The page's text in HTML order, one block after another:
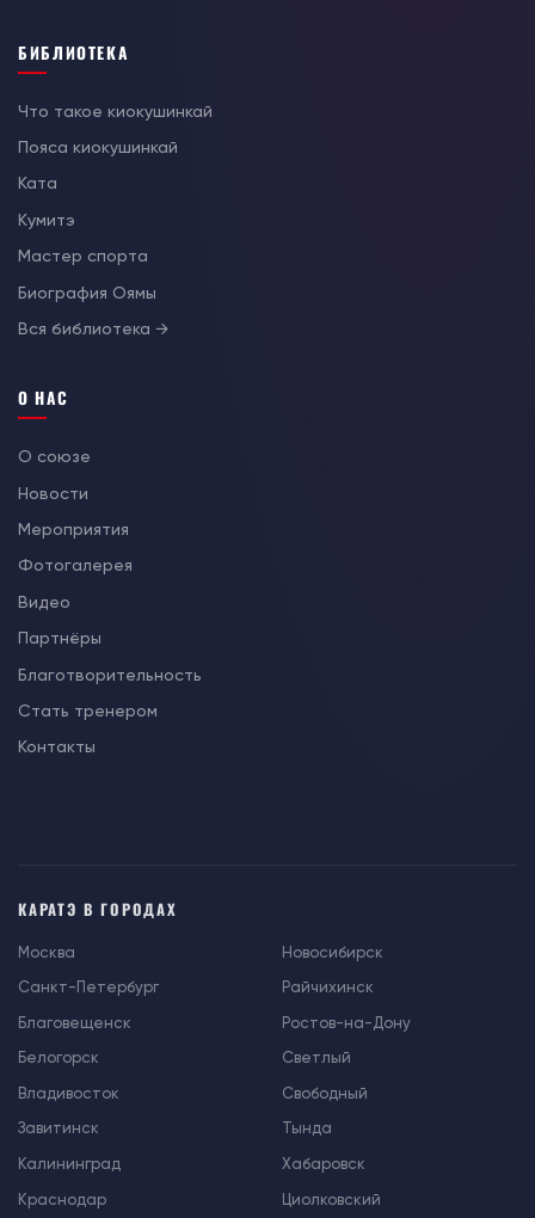
БИБЛИОТЕКА
Что такое киокушинкай
Пояса киокушинкай
Ката
Кумитэ
Мастер спорта
Биография Оямы
Вся библиотека →
О НАС
О союзе
Новости
Мероприятия
Фотогалерея
Видео
Партнёры
Благотворительность
Стать тренером
Контакты
КАРАТЭ В ГОРОДАХ
Москва
Санкт-Петербург
Благовещенск
Белогорск
Владивосток
Завитинск
Калининград
Краснодар
Новосибирск
Райчихинск
Ростов-на-Дону
Светлый
Свободный
Тында
Хабаровск
Циолковский